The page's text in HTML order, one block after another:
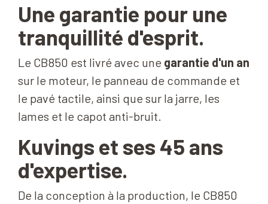
Une garantie pour une
tranquillité d'esprit.
Le CB850 est livré avec une garantie d'un an
sur le moteur, le panneau de commande et
le pavé tactile, ainsi que sur la jarre, les
lames et le capot anti-bruit.
Kuvings et ses 45 ans
d'expertise.
De la conception à la production, le CB850